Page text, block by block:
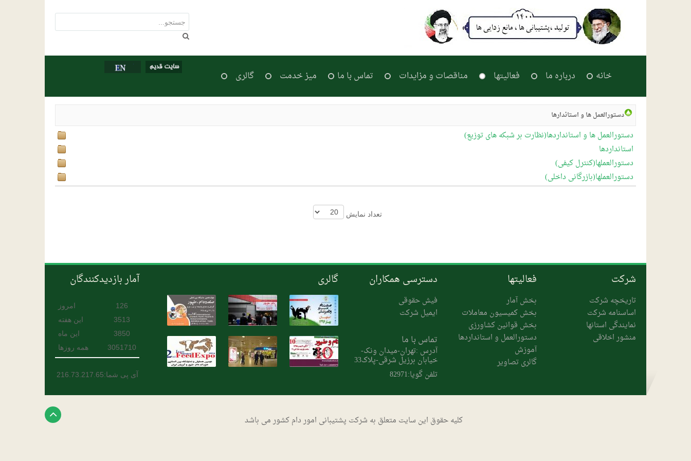
خانه درباره ما فعالیتها مناقصات و مزایدات تماس با ما میز خدمت گالری
دستورالعمل ها و استاندارها
دستورالعمل ها و استانداردها(نظارت بر شبکه های توزیع)
استانداردها
دستورالعملها(کنترل کیفی)
دستورالعملها(بازرگانی داخلی)
تعداد نمایش
شرکت
تاریخچه شرکت
اساسنامه شرکت
نمایندگی استانها
منشور اخلاقی
فعالیتها
بخش آمار
بخش کمیسیون معاملات
بخش قوانین کشاورزی
دستورالعمل و استانداردها
آموزش
گالری تصاویر
دسترسی همکاران
فیش حقوقی
ایمیل شرکت
تماس با ما
آدرس :تهران-میدان ونک-
خیابان برزیل شرقی-پلاک33
تلفن گویا:82971
گالری آمار بازدیدکنندگان
امروز
این هفته
این ماه
همه روزها
126
3513
3850
3051710
آی پی شما:216.73.217.65
کلیه حقوق این سایت متعلق به شرکت پشتیبانی امور دام کشور می باشد